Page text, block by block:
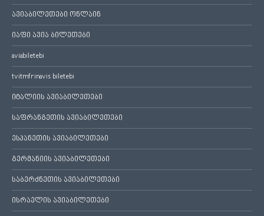
ავიაბილეთები ონლაინ
იაფი ავია ბილეთები
aviabiletebi
tvitmfrinavis biletebi
იტალიის ავიაბილეთები
საფრანგეთის ავიაბილეთები
ესპანეთის ავიაბილეთები
გერმანიის ავიაბილეთები
საბერძნეთის ავიაბილეთები
ისრაელის ავიაბილეთები